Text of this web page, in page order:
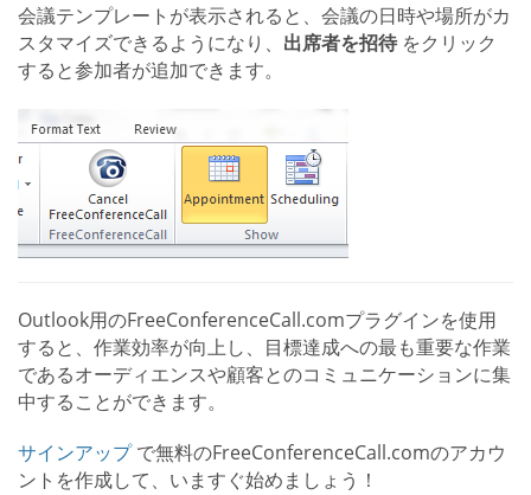
会議テンプレートが表示されると、会議の日時や場所がカ
スタマイズできるようになり、 出席者を招待 をクリック
すると参加者が追加できます。
Outlook用のFreeConferenceCall.comプラグインを使用
すると、作業効率が向上し、目標達成への最も重要な作業
であるオーディエンスや顧客とのコミュニケーションに集
中することができます。
サインアップで無料のFreeConferenceCall.comのアカウ
ントを作成して、いますぐ始めましょう！